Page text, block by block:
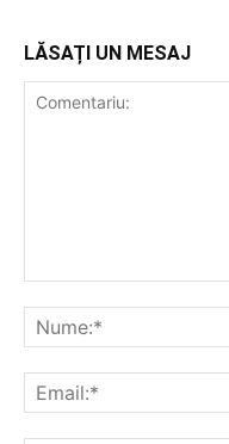
LĂSAȚI UN MESAJ